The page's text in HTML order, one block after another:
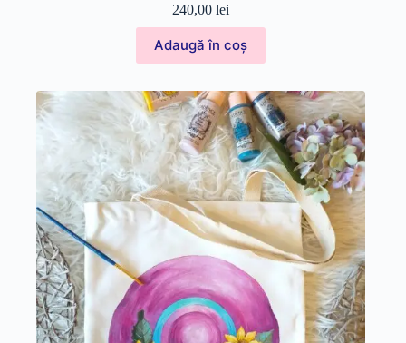
240,00lei
Adaugă în coș